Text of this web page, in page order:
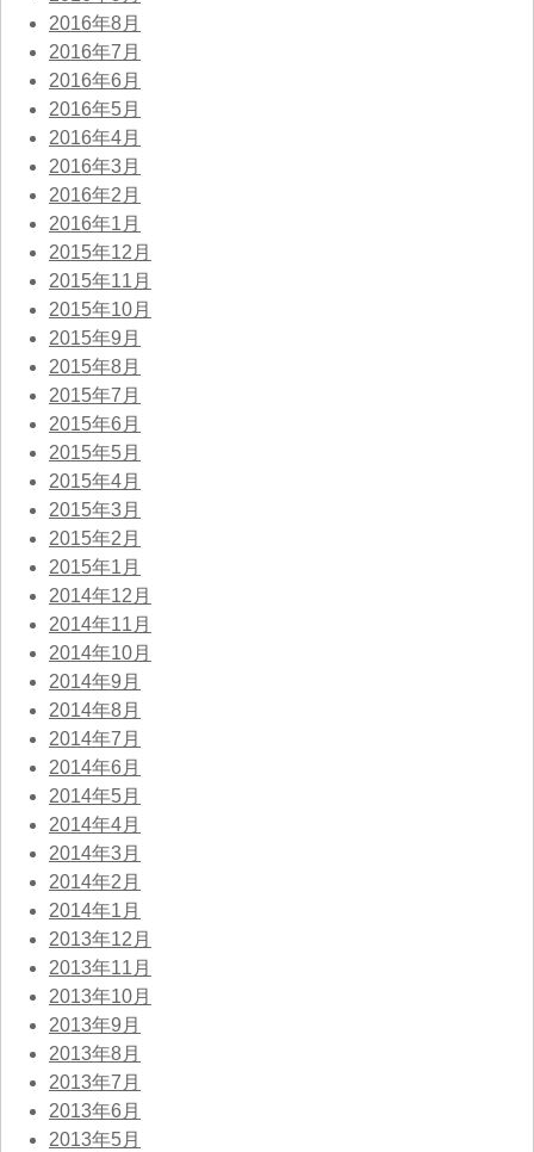
2016年8月
2016年7月
2016年6月
2016年5月
2016年4月
2016年3月
2016年2月
2016年1月
2015年12月
2015年11月
2015年10月
2015年9月
2015年8月
2015年7月
2015年6月
2015年5月
2015年4月
2015年3月
2015年2月
2015年1月
2014年12月
2014年11月
2014年10月
2014年9月
2014年8月
2014年7月
2014年6月
2014年5月
2014年4月
2014年3月
2014年2月
2014年1月
2013年12月
2013年11月
2013年10月
2013年9月
2013年8月
2013年7月
2013年6月
2013年5月